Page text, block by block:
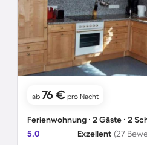
ab 76 € pro Nacht
Ferienwohnung ∙ 2 Gäste ∙ 2
5.0
Exzellent (27